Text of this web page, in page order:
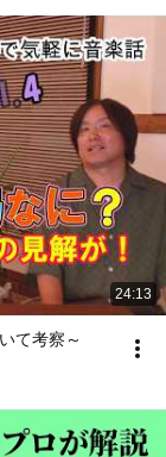
24:13
て考察～